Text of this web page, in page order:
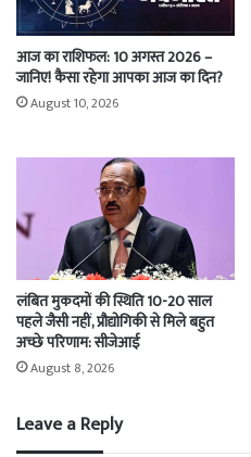
आज का राशिफल: 10 अगस्त 2026 –
जानिए! कैसा रहेगा आपका आज का दिन?
August 10, 2026
लंबित मुकदमों की स्थिति 10-20 साल
पहले जैसी नहीं, प्रौद्योगिकी से मिले बहुत
अच्छे परिणाम: सीजेआई
August 8, 2026
Leave a Reply